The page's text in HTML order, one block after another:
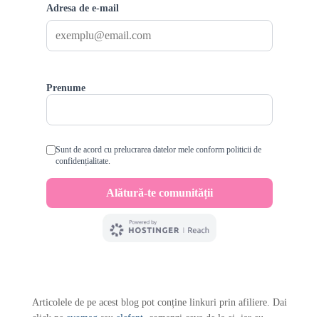
Articolele de pe acest blog pot conține linkuri prin afiliere. Dai